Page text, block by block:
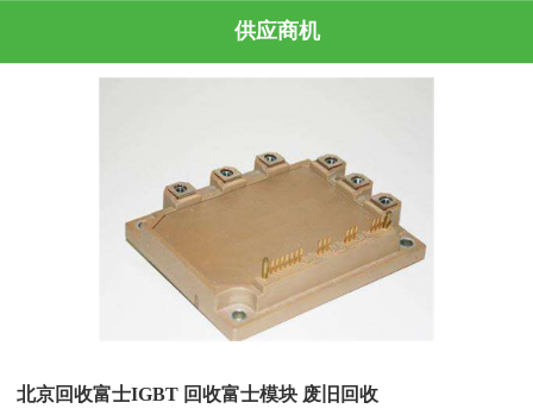
供应商机
北京回收富士IGBT 回收富士模块 废旧回收